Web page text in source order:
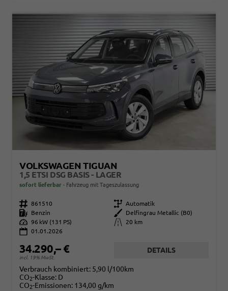
VOLKSWAGEN TIGUAN
1,5 ETSI DSG BASIS - LAGER
sofort lieferbar Fahrzeug mit Tageszulassung
Fahrzeugnr. 861510 Getriebe Automatik
Kraftstoff
Benzin Außenfarbe
Delfingrau Metallic (B0)
Leistung 96 kW (131 PS) Kilometerstand
20 km
01.01.2026
34.290,– €
incl. 19% MwSt.
DETAILS
Verbrauch kombiniert: 5,90 l/100km
CO2-Klasse: D
CO2-Emissionen: 134,00 g/km